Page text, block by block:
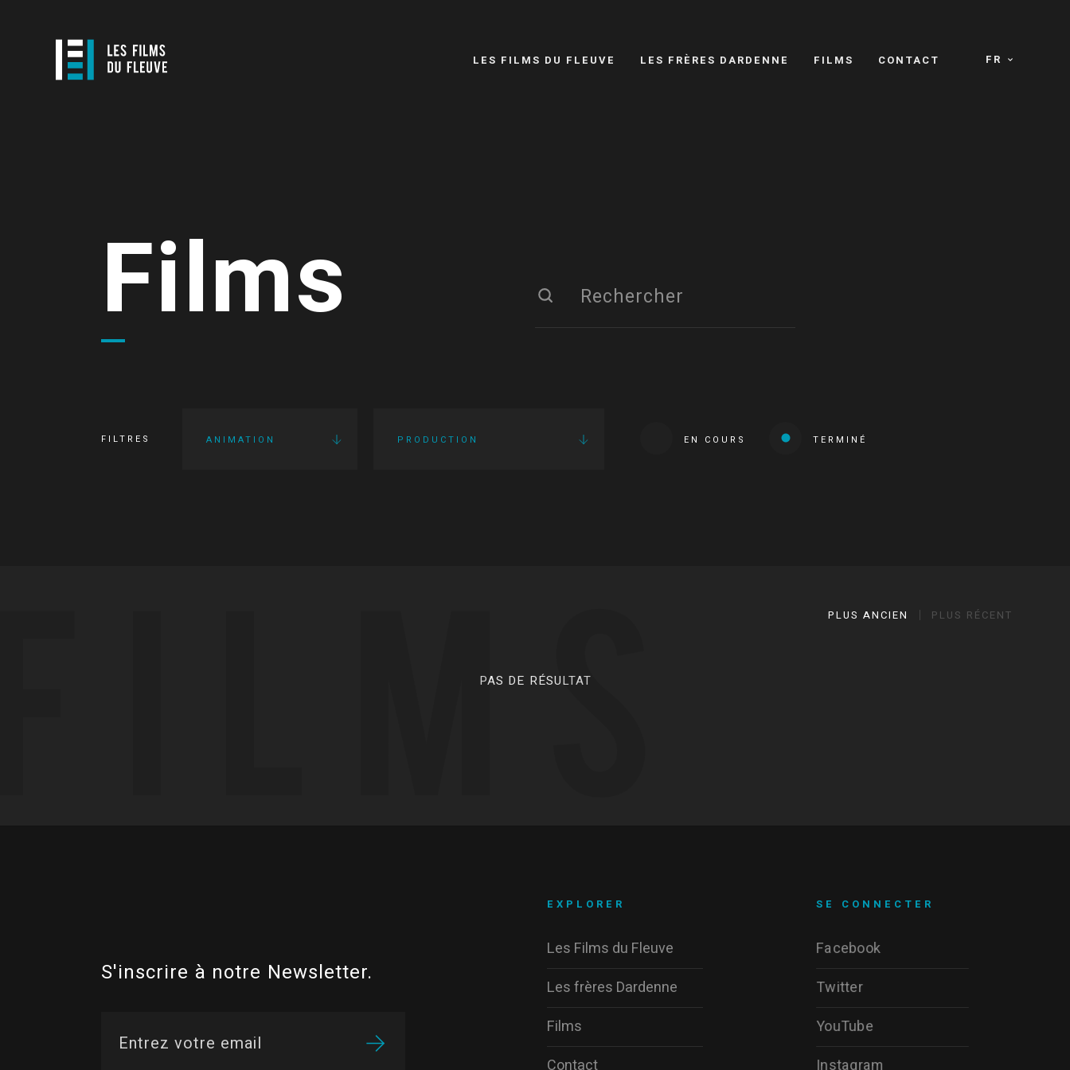
FR
LES FILMS DU FLEUVE LES FRÈRES DARDENNE FILMS CONTACT
Films
FILTRES ANIMATION PRODUCTION EN COURS TERMINÉ
PLUS ANCIEN PLUS RÉCENT
PAS DE RÉSULTAT
S'inscrire à notre Newsletter.
SE CONNECTER
Facebook
Twitter
YouTube
Instagram
EXPLORER
Les Films du Fleuve
Les frères Dardenne
Films
Contact